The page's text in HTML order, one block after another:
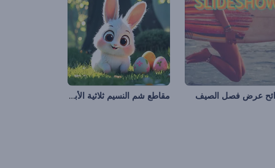
عرض فصل الصيف مقاطع شم النسيم ثلاثية الأبعاد